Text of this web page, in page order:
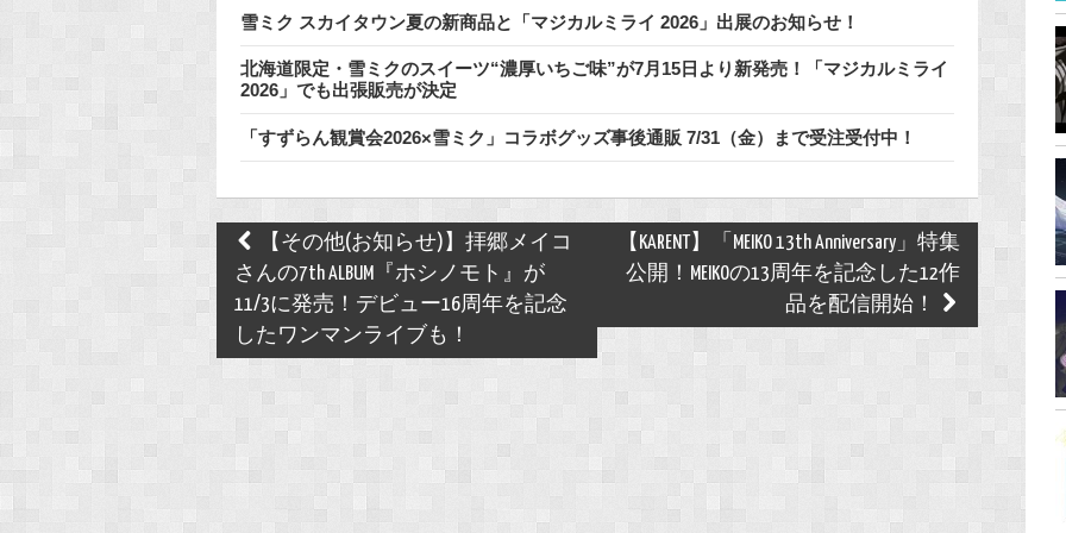
雪ミク スカイタウン夏の新商品と「マジカルミライ 2026」出展のお知らせ！
北海道限定・雪ミクのスイーツ“濃厚いちご味”が7月15日より新発売！「マジカルミライ
2026」でも出張販売が決定
「すずらん観賞会2026×雪ミク」コラボグッズ事後通販 7/31（金）まで受注受付中！
Post
navigation
【その他(お知らせ)】拝郷メイコ
さんの7th ALBUM『ホシノモト』が
11/3に発売！デビュー16周年を記念
したワンマンライブも！
【KARENT】「MEIKO 13th Anniversary」特集
公開！MEIKOの13周年を記念した12作
品を配信開始！